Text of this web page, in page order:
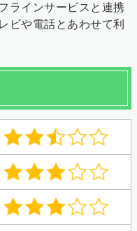
ラインサービスと連携
ビや電話とあわせて利